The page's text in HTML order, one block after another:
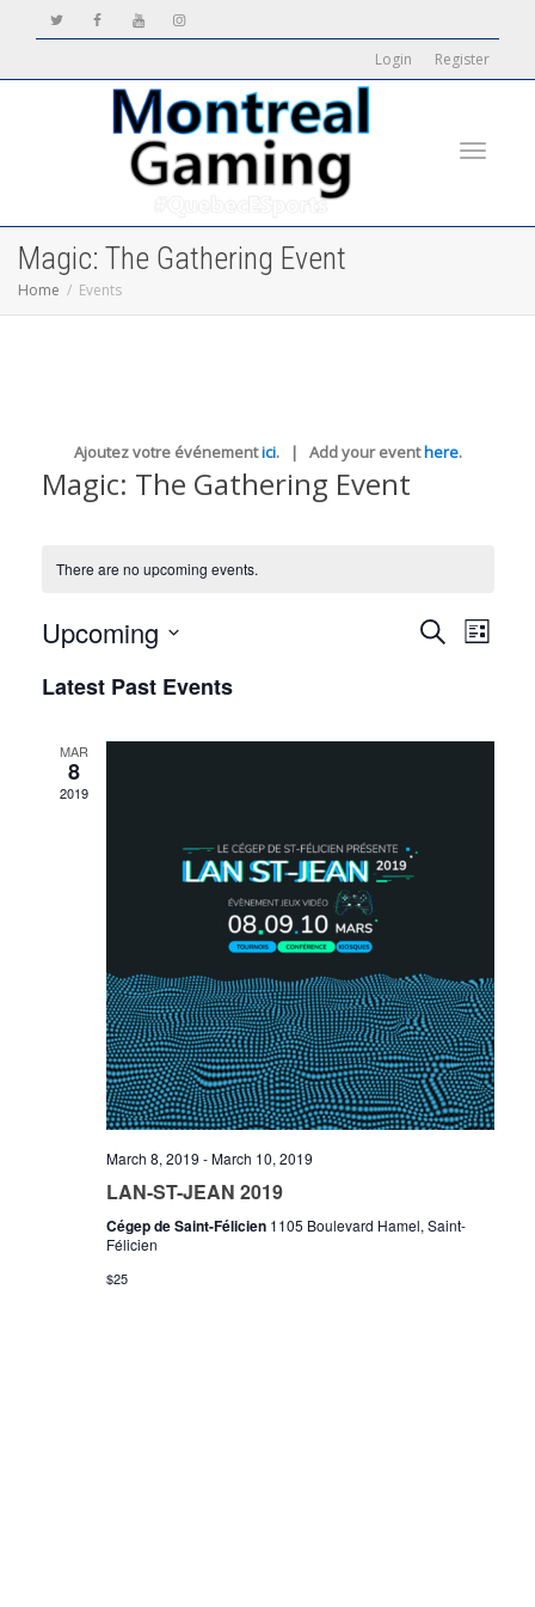
Login Register
Magic: The Gathering Event
Home Events
Ajoutez votre événementici. | Add your eventhere.
Magic: The Gathering Event
There are no upcoming events.
Events
SearchEvent
List
Upcoming
date.
Latest Past Events
MAR
8
2019
March 8, 2019 -March 10, 2019
LAN-ST-JEAN 2019
Cégep de Saint-Félicien 1105 Boulevard Hamel, Saint-
Félicien
$25